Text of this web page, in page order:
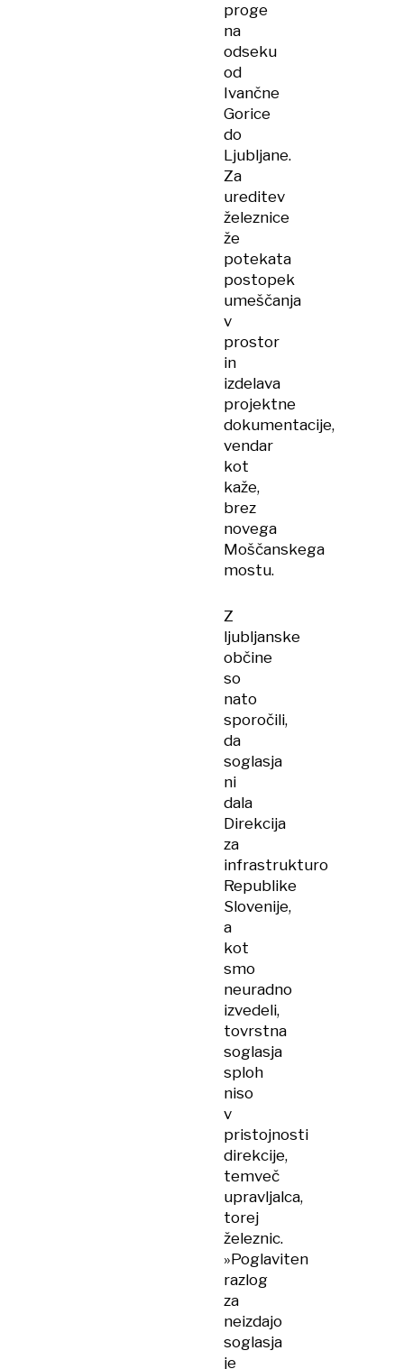
proge
na
odseku
od
Ivančne
Gorice
do
Ljubljane.
Za
ureditev
železnice
že
potekata
postopek
umeščanja
v
prostor
in
izdelava
projektne
dokumentacije,
vendar
kot
kaže,
brez
novega
Moščanskega
mostu.
Z
ljubljanske
občine
so
nato
sporočili,
da
soglasja
ni
dala
Direkcija
za
infrastrukturo
Republike
Slovenije,
a
kot
smo
neuradno
izvedeli,
tovrstna
soglasja
sploh
niso
v
pristojnosti
direkcije,
temveč
upravljalca,
torej
železnic.
»Poglaviten
razlog
za
neizdajo
soglasja
je